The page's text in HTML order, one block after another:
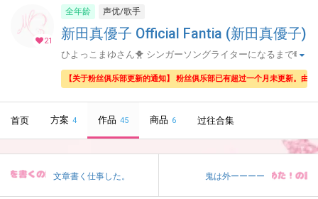
21
全年龄 声优/歌手
新田真優子 Official Fantia (新田真優子)
ひよっこまゆさん🐥 シンガーソングライターになるまで🎼
【关于粉丝俱乐部更新的通知】 粉丝俱乐部已有超过一个月未更新。
首页 方案 4 作品 45 商品 6 过往合集
文章書く仕事した。 鬼は外ーーーー